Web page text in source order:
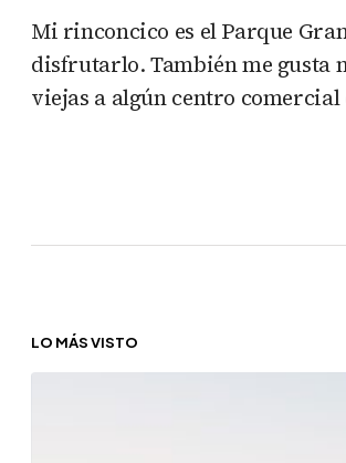
Mi rinconcico es el Parque
disfrutarlo. También me gusta
viejas a algún centro
LO MÁS VISTO